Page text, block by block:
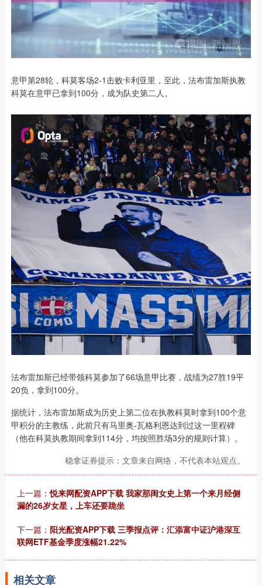
意甲第28轮，科莫客场2-1击败卡利亚里，至此，法布雷加斯执教
科莫在意甲已拿到100分，成为队史第二人。
法布雷加斯已经带领科莫参加了66场意甲比赛，战绩为27胜19平
20负，拿到100分。
据统计，法布雷加斯成为历史上第二位在执教科莫时拿到100个意
甲积分的主教练，此前只有马里奥-瓦格利恩达到过这一里程碑
（他在科莫执教期间拿到114分，均按照胜场3分的规则计算）。
稳拿证券提示：文章来自网络，不代表本站观点。
上一篇：悦来网配资APP下载 我家那闺女史上第一个来月经侧
漏的26岁女星，上车还要跪坐
下一篇： 阳光配资APP下载 三季报点评：汇添富中证沪港深互
联网ETF基金季度涨幅21.22%
相关文章